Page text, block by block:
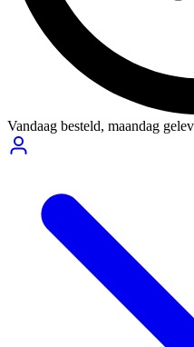
Vandaag besteld, maandag